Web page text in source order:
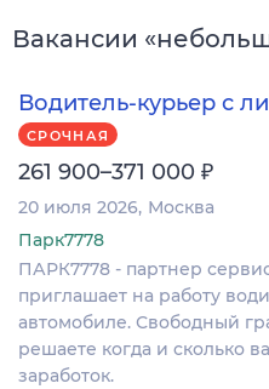
Вакансии «
Водитель-курьер с
СРОЧНАЯ
261 900–371 000 ₽
20 июля 2026 Москва
Парк7778
ПАРК7778 - партнер
приглашает на работу
автомобиле. Свободный
решаете когда и сколько
заработок.